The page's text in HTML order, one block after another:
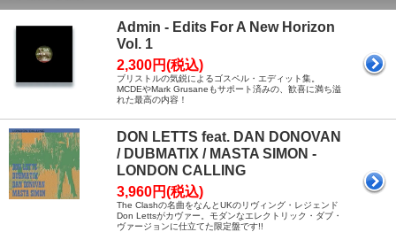
Admin - Edits For A New Horizon
Vol. 1
2,300円(税込)
ブリストルの気鋭によるゴスペル・エディット集。
MCDEやMark Grusaneもサポート済みの、歓喜に満ち溢
れた最高の内容！
DON LETTS feat. DAN DONOVAN
/ DUBMATIX / MASTA SIMON -
LONDON CALLING
3,960円(税込)
The Clashの名曲をなんとUKのリヴィング・レジェンド
Don Lettsがカヴァー。モダンなエレクトリック・ダブ・
ヴァージョンに仕立てた限定盤です!!